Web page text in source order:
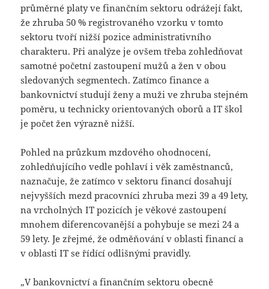
průměrné platy ve finančním sektoru odrážejí fakt,
že zhruba 50 % registrovaného vzorku v tomto
sektoru tvoří nižší pozice administrativního
charakteru. Při analýze je ovšem třeba zohledňovat
samotné početní zastoupení mužů a žen v obou
sledovaných segmentech. Zatímco finance a
bankovnictví studují ženy a muži ve zhruba stejném
poměru, u technicky orientovaných oborů a IT škol
je počet žen výrazně nižší.
Pohled na průzkum mzdového ohodnocení,
zohledňujícího vedle pohlaví i věk zaměstnanců,
naznačuje, že zatímco v sektoru financí dosahují
nejvyšších mezd pracovníci zhruba mezi 39 a 49 lety,
na vrcholných IT pozicích je věkové zastoupení
mnohem diferencovanější a pohybuje se mezi 24 a
59 lety. Je zřejmé, že odměňování v oblasti financí a
v oblasti IT se řídící odlišnými pravidly.
„V bankovnictví a finančním sektoru obecně